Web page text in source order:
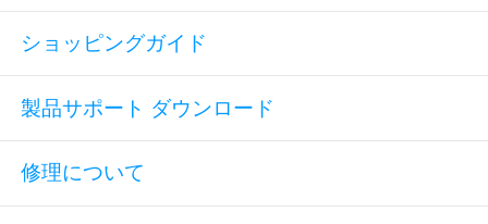
ショッピングガイド
製品サポート ダウンロード
修理について